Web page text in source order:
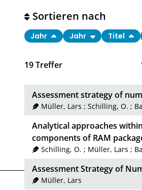
19Treffer
Sortieren nach
Jahr Jahr Titel
Assessment strategy of
Müller, Lars ;Schilling, O. ;
Analytical approaches
components of RAM
Schilling, O. ; Müller, Lars ;
Assessment Strategy of
Müller, Lars